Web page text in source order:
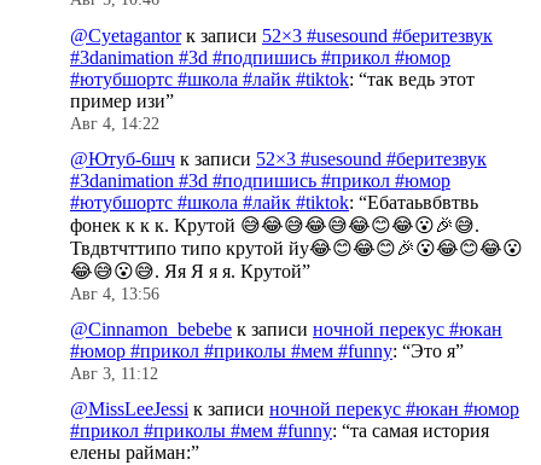
@Cyetagantorк записи 52×3 #usesound #беритезвук
#3danimation #3d #подпишись #прикол #юмор
#ютубшортс #школа #лайк #tiktok: “так ведь этот
пример изи”
Авг 4, 14:22
@Ютуб-6шч к записи 52×3 #usesound #беритезвук
#3danimation #3d #подпишись #прикол #юмор
#ютубшортс #школа #лайк #tiktok: “Ебатаьвбвтвь
фонек к к к. Крутой 😅😂😅😂😅😂😊😂😮🎉😅.
Твдвтчттипо типо крутой йу😂😊😂😊🎉😮😂😊😂😮
😂😅😮😅. Яя Я я я. Крутой”
Авг 4, 13:56
@Cinnamon_bebebe к записи ночной перекус #юкан
#юмор #прикол #приколы #мем #funny: “Это я”
Авг 3, 11:12
@MissLeeJessi к записи ночной перекус #юкан #юмор
#прикол #приколы #мем #funny: “та самая история
елены райман:”